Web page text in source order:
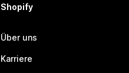
Shopify
Über uns
Karriere